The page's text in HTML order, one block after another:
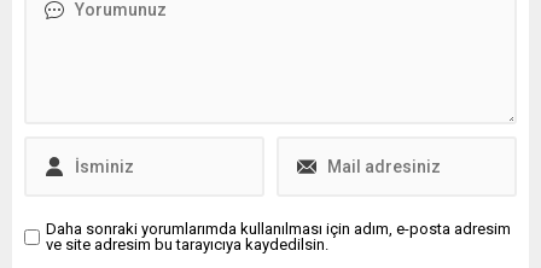
masumca kamp yapan
Organizasyon” ödülüne layık
Daha sonraki yorumlarımda kullanılması için adım, e-posta adresim
ve site adresim bu tarayıcıya kaydedilsin.